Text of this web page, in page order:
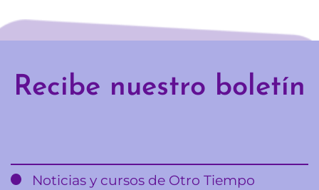
Recibe nuestro boletín
Noticias y cursos de Otro Tiempo